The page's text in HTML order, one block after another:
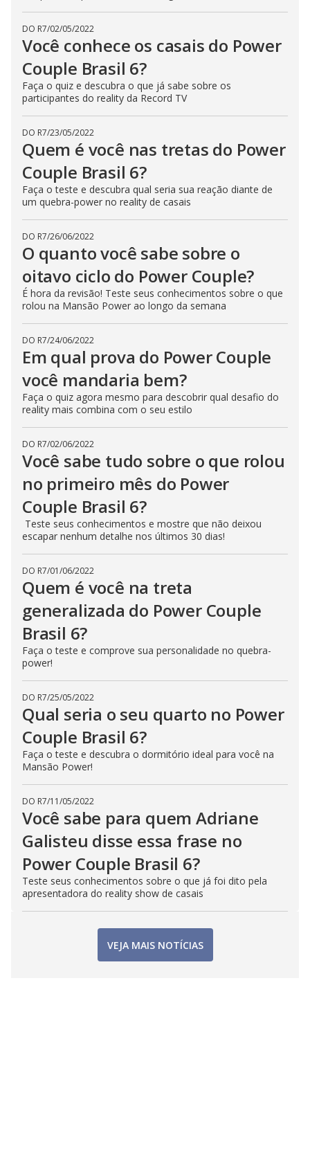
DO R7/02/05/2022
Você conhece os casais do Power
Couple Brasil 6?
Faça o quiz e descubra o que já sabe sobre os
participantes do reality da Record TV
DO R7/23/05/2022
Quem é você nas tretas do Power
Couple Brasil 6?
Faça o teste e descubra qual seria sua reação diante de
um quebra-power no reality de casais
DO R7/26/06/2022
O quanto você sabe sobre o
oitavo ciclo do Power Couple?
É hora da revisão! Teste seus conhecimentos sobre o que
rolou na Mansão Power ao longo da semana
DO R7/24/06/2022
Em qual prova do Power Couple
você mandaria bem?
Faça o quiz agora mesmo para descobrir qual desafio do
reality mais combina com o seu estilo
DO R7/02/06/2022
Você sabe tudo sobre o que rolou
no primeiro mês do Power
Couple Brasil 6?
Teste seus conhecimentos e mostre que não deixou
escapar nenhum detalhe nos últimos 30 dias!
DO R7/01/06/2022
Quem é você na treta
generalizada do Power Couple
Brasil 6?
Faça o teste e comprove sua personalidade no quebra-
power!
DO R7/25/05/2022
Qual seria o seu quarto no Power
Couple Brasil 6?
Faça o teste e descubra o dormitório ideal para você na
Mansão Power!
DO R7/11/05/2022
Você sabe para quem Adriane
Galisteu disse essa frase no
Power Couple Brasil 6?
Teste seus conhecimentos sobre o que já foi dito pela
apresentadora do reality show de casais
VEJA MAIS NOTÍCIAS